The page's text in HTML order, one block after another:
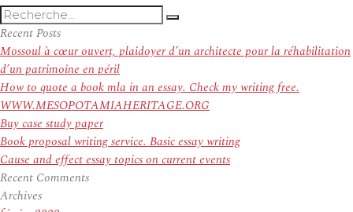
Recherche
pour
:
Recherche
Recent Posts
Mossoul à cœur ouvert, plaidoyer d’un architecte pour la réhabilitation
d’un patrimoine en péril
How to quote a book mla in an essay. Check my writing free.
WWW.MESOPOTAMIAHERITAGE.ORG
Buy case study paper
Book proposal writing service. Basic essay writing
Cause and effect essay topics on current events
Recent Comments
Archives